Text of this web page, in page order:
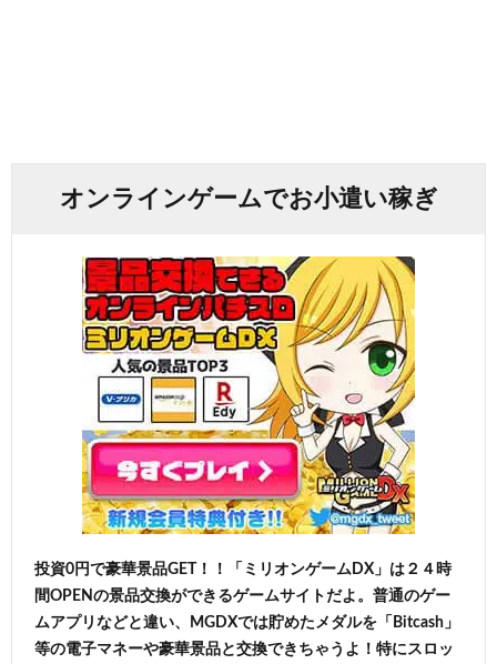
オンラインゲームでお小遣い稼ぎ
投資0円で豪華景品GET！！「ミリオンゲームDX」は２４時
間OPENの景品交換ができるゲームサイトだよ。普通のゲー
ムアプリなどと違い、MGDXでは貯めたメダルを「Bitcash」
等の電子マネーや豪華景品と交換できちゃうよ！特にスロッ